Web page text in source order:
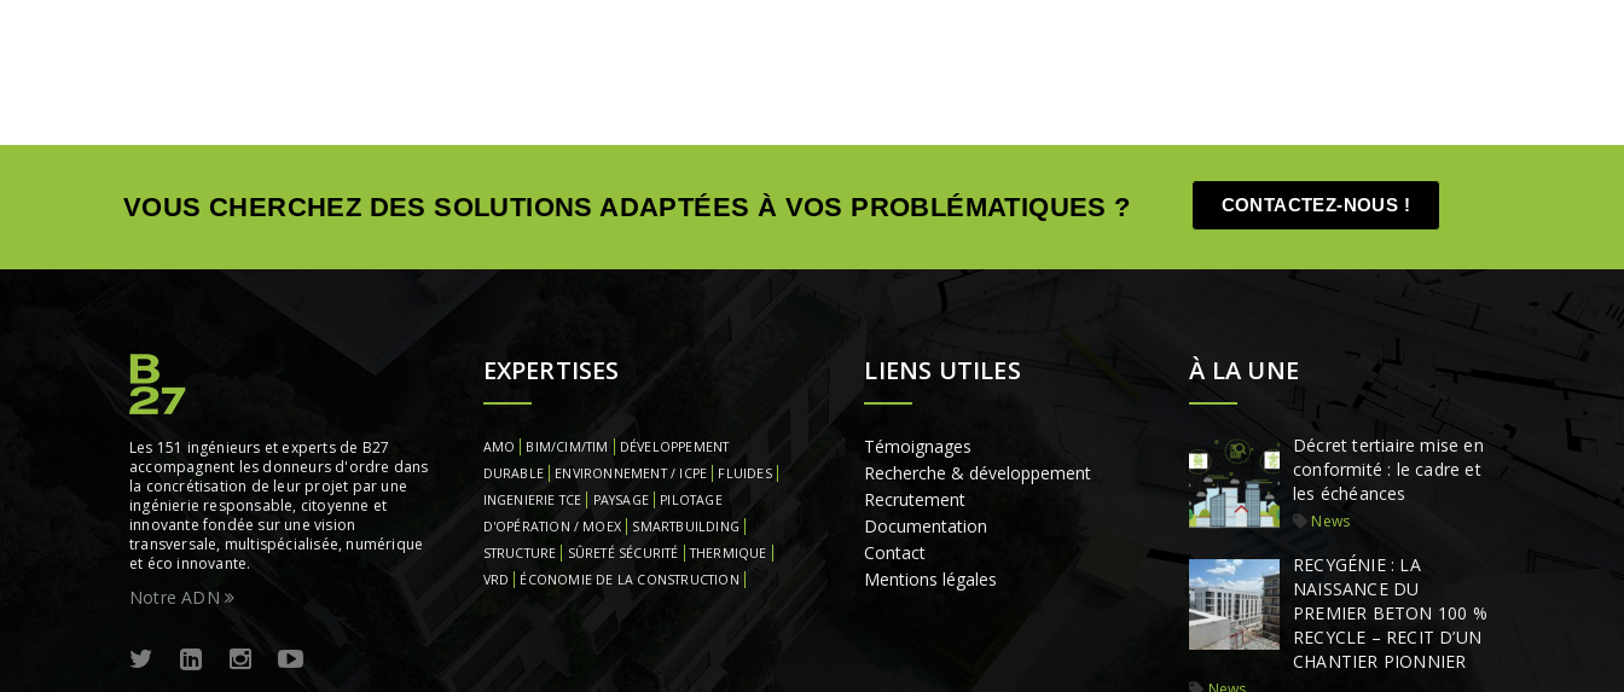
VOUS CHERCHEZ DES SOLUTIONS ADAPTÉES À VOS PROBLÉMATIQUES ? CONTACTEZ-NOUS !
Les 151 ingénieurs et experts de B27
accompagnent les donneurs d'ordre dans
la concrétisation de leur projet par une
ingénierie responsable, citoyenne et
innovante fondée sur une vision
transversale, multispécialisée, numérique
et éco innovante.
Notre ADN
EXPERTISES
AMO BIM/CIM/TIM
DÉVELOPPEMENT
DURABLE
ENVIRONNEMENT / ICPE
FLUIDES
INGENIERIE TCE
PAYSAGE
PILOTAGE
D'OPÉRATION / MOEX
SMARTBUILDING
STRUCTURE
SÛRETÉ SÉCURITÉ
THERMIQUE
VRD
ÉCONOMIE DE LA CONSTRUCTION
LIENS UTILES
Témoignages
Recherche & développement
Recrutement
Documentation
Contact
Mentions légales
À LA UNE
Décret tertiaire mise en
conformité : le cadre et
les échéances
News
RECYGÉNIE : LA
NAISSANCE DU
PREMIER BETON 100 %
RECYCLE – RECIT D’UN
CHANTIER PIONNIER